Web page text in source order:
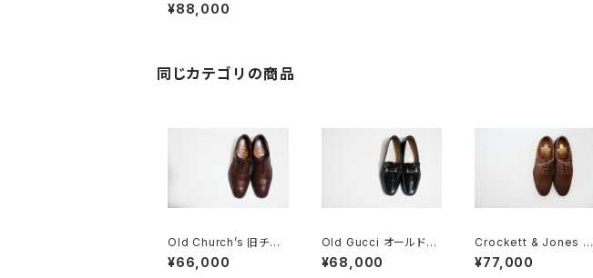
5?
¥88,000
同じカテゴリの商品
Old Church’s 旧チャ
ーチ 三都市 Chetwyn
d 85D
¥66,000
Old Gucci オールドグ
ッチ ホースビットローフ
ァー 41.5E Black
¥68,000
Crockett & Jones ク
ロケット&ジョーンズ フ
ルブローグ スエード 7
¥77,000